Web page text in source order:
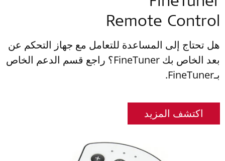
Remote Control
هل تحتاج إلى المساعدة للتعامل مع جهاز التحكم عن
بعد الخاص بك FineTuner؟ راجع قسم الدعم الخاص
بـ‎FineTuner.
اكتشف المزيد